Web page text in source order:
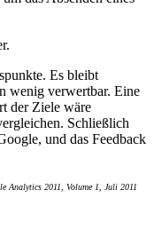
Es bleibt
wenig verwertbar. Eine
der Ziele wäre
Schließlich
und das Feedback
Analytics 2011, Volume 1, Juli 2011